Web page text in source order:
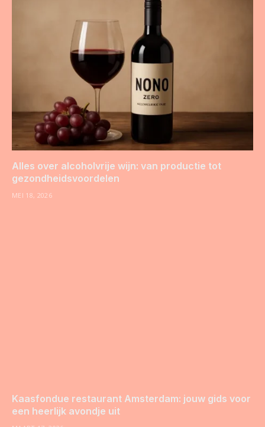
Alles over alcoholvrije wijn: van productie tot
gezondheidsvoordelen
MEI 18, 2026
Kaasfondue restaurant Amsterdam: jouw gids voor
een heerlijk avondje uit